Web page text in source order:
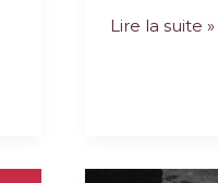
Mouqabalas…
musulmanes
Lire la suite »